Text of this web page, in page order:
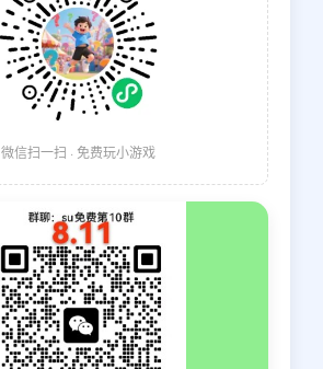
微信扫一扫 · 免费玩小游戏